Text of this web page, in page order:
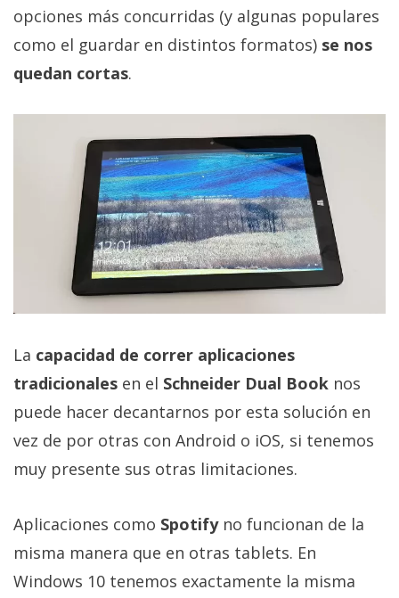
opciones más concurridas (y algunas populares
como el guardar en distintos formatos) se nos
quedan cortas.
La capacidad de correr aplicaciones
tradicionales en el Schneider Dual Book nos
puede hacer decantarnos por esta solución en
vez de por otras con Android o iOS, si tenemos
muy presente sus otras limitaciones.
Aplicaciones como Spotifyno funcionan de la
misma manera que en otras tablets. En
Windows 10 tenemos exactamente la misma